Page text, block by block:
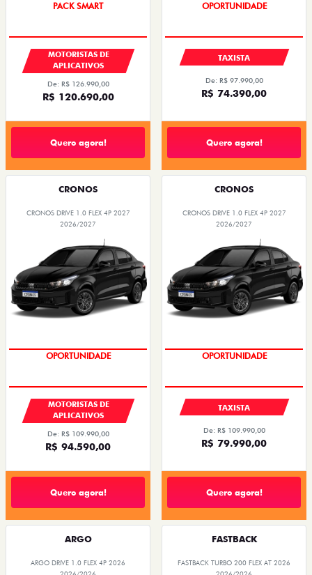
PACK SMART
MOTORISTAS DE
APLICATIVOS
De: R$ 126.990,00
R$ 120.690,00
Quero agora!
OPORTUNIDADE
TAXISTA
De: R$ 97.990,00
R$ 74.390,00
Quero agora!
CRONOS
CRONOS DRIVE 1.0 FLEX 4P 2027
2026/2027
OPORTUNIDADE
MOTORISTAS DE
APLICATIVOS
De: R$ 109.990,00
R$ 94.590,00
Quero agora!
CRONOS
CRONOS DRIVE 1.0 FLEX 4P 2027
2026/2027
OPORTUNIDADE
TAXISTA
De: R$ 109.990,00
R$ 79.990,00
Quero agora!
ARGO
ARGO DRIVE 1.0 FLEX 4P 2026
FASTBACK
FASTBACK TURBO 200 FLEX AT 2026